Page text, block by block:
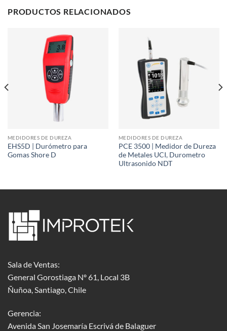
PRODUCTOS RELACIONADOS
MEDIDORES DE DUREZA
EHS5D | Durómetro para
Gomas Shore D
MEDIDORES DE DUREZA
PCE 3500 | Medidor de Dureza
de Metales UCI, Durometro
Ultrasonido NDT
Sala de Ventas:
General Gorostiaga Nº 61, Local 3B
Ñuñoa, Santiago, Chile
Gerencia:
Avenida San Josemaría Escrivá de Balaguer